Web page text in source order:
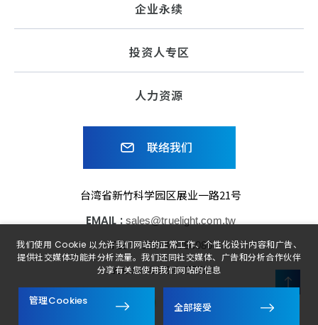
企业永续
投资人专区
人力资源
联络我们
台湾省新竹科学园区展业一路21号
EMAIL : sales@truelight.com.tw
TEL : +886-3-5780080
FAX : +886-3-5775521
子公司 关注我们
我们使用 Cookie 以允许我们网站的正常工作、个性化设计内容和广告、
提供社交媒体功能并分析流量。我们还同社交媒体、广告和分析合作伙伴
分享有关您使用我们网站的信息
管理Cookies 全部接受